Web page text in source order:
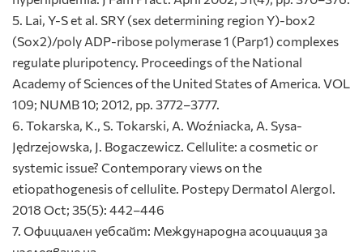
5. Lai, Y-S et al. SRY (sex determining region Y)-box2
(Sox2)/poly ADP-ribose polymerase 1 (Parp1) complexes
regulate pluripotency. Proceedings of the National
Academy of Sciences of the United States of America. VOL
109; NUMB 10; 2012, pp. 3772–3777.
6. Tokarska, К., S. Tokarski, A. Woźniacka, A. Sysa-
Jędrzejowska, J. Bogaczewicz. Cellulite: a cosmetic or
systemic issue? Contemporary views on the
etiopathogenesis of cellulite. Postepy Dermatol Alergol.
2018 Oct; 35(5): 442–446
7. Официален уебсайт: Международна асоциация за